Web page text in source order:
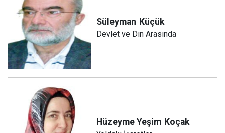
Süleyman Küçük
Devlet ve Din Arasında
Hüzeyme Yeşim Koçak